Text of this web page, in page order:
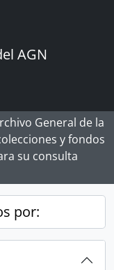
AGN
General de la
y fondos
su consulta
por: